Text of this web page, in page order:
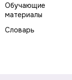
Обучающие
материалы
Словарь